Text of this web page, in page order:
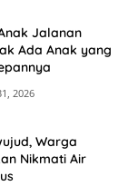
Jalanan
Ada Anak yang
2026
Warga
Nikmati Air